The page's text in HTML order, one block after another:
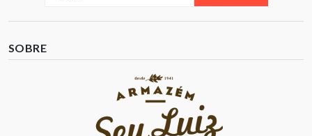
SOBRE